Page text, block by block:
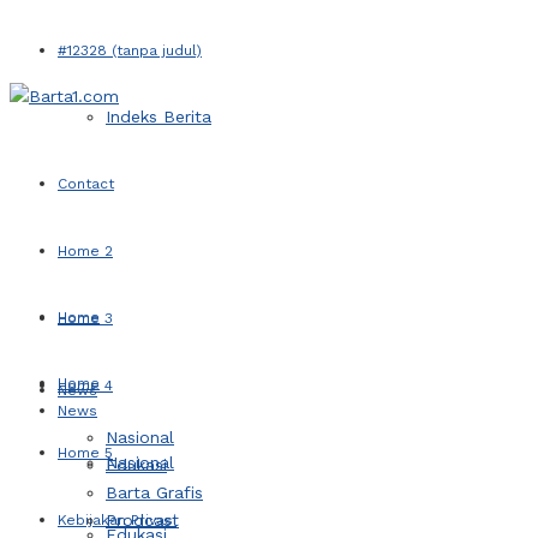
#12328 (tanpa judul)
Indeks Berita
Contact
Home 2
Home 3
Home 4
Home 5
Kebijakan Privasi
Home
News
Nasional
Home
News
Nasional
Edukasi
Barta Grafis
Prodcast